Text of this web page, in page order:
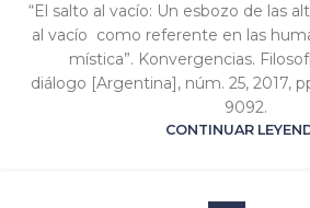
“El salto al vacío: Un esbozo de las
al vacío como referente en las
mística”. Konvergencias.
diálogo [Argentina], núm. 25, 2017,
9092.
CONTINUAR